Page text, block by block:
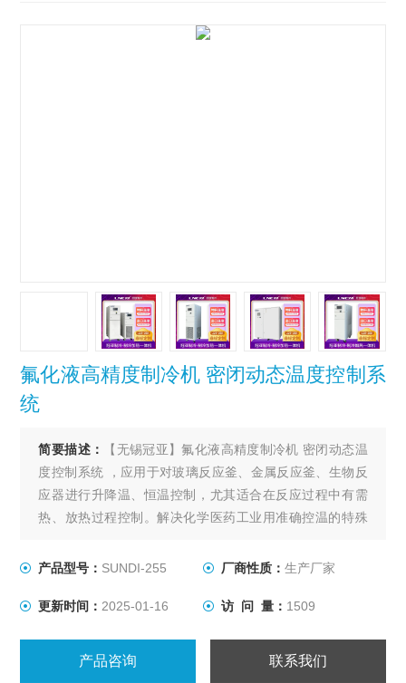
氟化液高精度制冷机 密闭动态温度控制系
统
简要描述：
【无锡冠亚】氟化液高精度制冷机 密闭动态温
度控制系统 ，应用于对玻璃反应釜、金属反应釜、生物反
应器进行升降温、恒温控制，尤其适合在反应过程中有需
热、放热过程控制。解决化学医药工业用准确控温的特殊
程的加热及冷却、恒温系统。
产品型号： SUNDI-255 厂商性质： 生产厂家
更新时间： 2025-01-16 访 问 量： 1509
产品咨询 联系我们